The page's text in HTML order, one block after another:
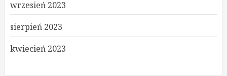
wrzesień 2023
sierpień 2023
kwiecień 2023